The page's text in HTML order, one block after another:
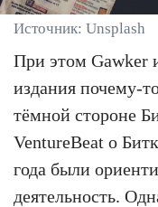
Источник: Unsplash
При этом Gawker
издания почему-
тёмной стороне
VentureBeat о
года были
деятельность.